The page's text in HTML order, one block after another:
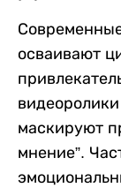
осваивают
маскируют
мнение”.